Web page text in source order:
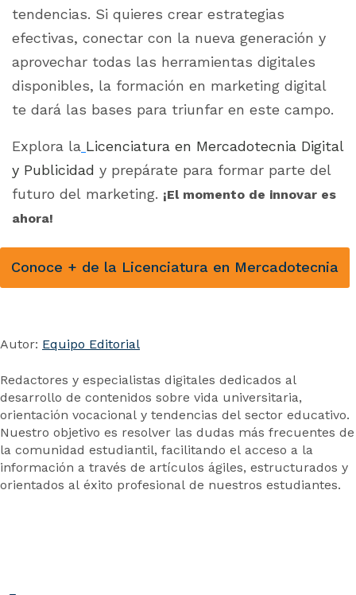
tendencias. Si quieres crear estrategias
efectivas, conectar con la nueva generación y
aprovechar todas las herramientas digitales
disponibles, la formación en marketing digital
te dará las bases para triunfar en este campo.
Explora la Licenciatura en Mercadotecnia Digital
y Publicidad y prepárate para formar parte del
futuro del marketing. ¡El momento de innovar es
ahora!
Conoce + de la Licenciatura en Mercadotecnia
Autor: Equipo Editorial
Redactores y especialistas digitales dedicados al
desarrollo de contenidos sobre vida universitaria,
orientación vocacional y tendencias del sector educativo.
Nuestro objetivo es resolver las dudas más frecuentes de
la comunidad estudiantil, facilitando el acceso a la
información a través de artículos ágiles, estructurados y
orientados al éxito profesional de nuestros estudiantes.